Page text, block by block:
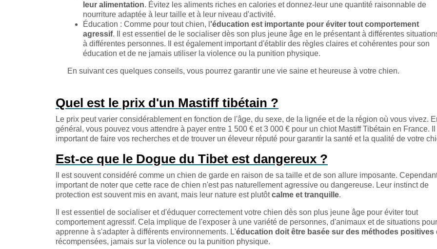
leur alimentation. Évitez les aliments riches en calories et donnez-leur une quantité raisonnable de
nourriture adaptée à leur taille et à leur niveau d'activité.
Éducation : Comme pour tout chien, l 'éducation est importante pour éviter tout comportement
agressif. Il est essentiel de le socialiser dès son plus jeune âge en le présentant à différentes
à différentes personnes. Il est également important d'établir des règles claires et cohérentes pour son
éducation et de ne jamais utiliser la violence ou la punition physique.
En suivant ces quelques conseils, vous pourrez garantir une vie saine et heureuse à votre chien.
Quel est le prix d'un Mastiff tibétain ?
Le prix peut varier considérablement en fonction de l'âge, du sexe, de la lignée et de la région où vous vivez.
général, vous pouvez vous attendre à payer entre 1 500 € et 3 000 € pour un chiot Mastiff Tibétain en France. Il
important de faire vos recherches et de trouver un éleveur réputé pour garantir la santé et la qualité de votre
Est-ce que le Dogue du Tibet est dangereux ?
Il est souvent considéré comme un chien de garde en raison de sa taille et de son allure imposante.
important de noter que cette race de chien n'est pas naturellement agressive ou dangereuse. Leur instinct de
protection est souvent mis en avant, mais leur nature est plutôtcalme et tranquille.
Il est essentiel de socialiser et d'éduquer correctement votre chien dès son plus jeune âge pour éviter tout
comportement agressif. Cela implique de l'exposer à une variété de personnes, d'animaux et de situations
apprenne à s'adapter à différents environnements. L'éducation doit être basée sur des méthodes positives
récompensées, jamais sur la violence ou la punition physique.